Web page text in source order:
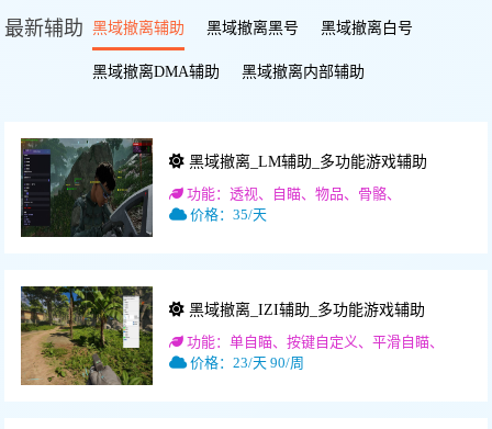
最新辅助 黑域撤离辅助 黑域撤离黑号 黑域撤离白号
黑域撤离DMA辅助 黑域撤离内部辅助
黑域撤离_LM辅助_多功能游戏辅助
功能：透视、自瞄、物品、骨骼、
价格：35/天
黑域撤离_IZI辅助_多功能游戏辅助
功能：单自瞄、按键自定义、平滑自瞄、
价格：23/天 90/周